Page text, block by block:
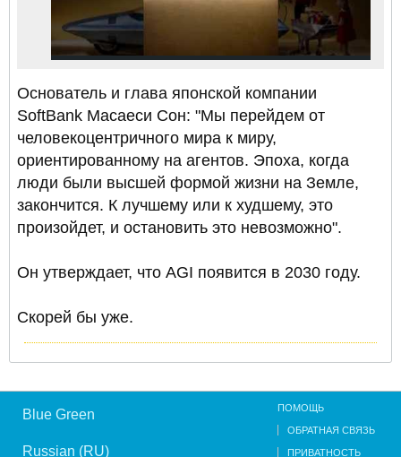
Основатель и глава японской компании
SoftBank Масаеси Сон: "Мы перейдем от
человекоцентричного мира к миру,
ориентированному на агентов. Эпоха, когда
люди были высшей формой жизни на Земле,
закончится. К лучшему или к худшему, это
произойдет, и остановить это невозможно".
Он утверждает, что AGI появится в 2030 году.
Скорей бы уже.
Blue Green
Russian (RU)
ПОМОЩЬ
ОБРАТНАЯ СВЯЗЬ
ПРИВАТНОСТЬ